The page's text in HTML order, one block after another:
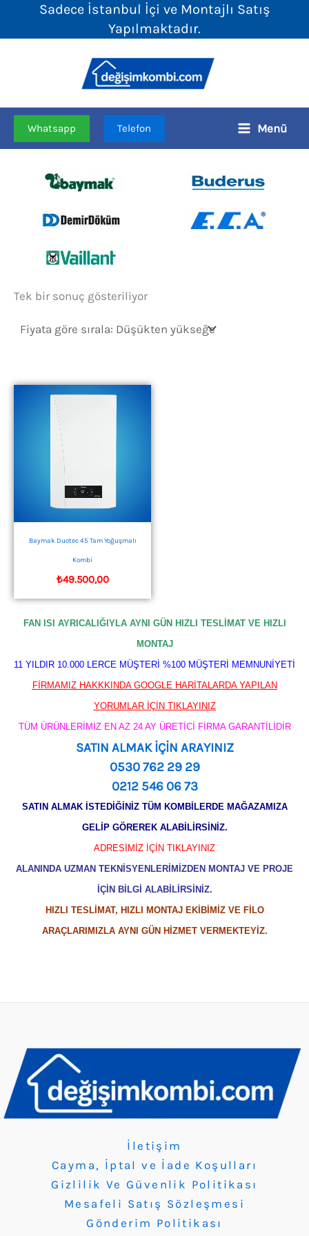
Sadece İstanbul İçi ve Montajlı Satış
Yapılmaktadır.
Whatsapp Telefon Menü
Tek bir sonuç gösteriliyor
Baymak Duotec 45 Tam Yoğuşmalı
Kombi
₺49.500,00
FAN ISI AYRICALIĞIYLA AYNI GÜN HIZLI TESLİMAT VE HIZLI
MONTAJ
11 YILDIR 10.000 LERCE MÜŞTERİ %100 MÜŞTERİ MEMNUNİYETİ
FİRMAMIZ HAKKKINDA GOOGLE HARİTALARDA YAPILAN
YORUMLAR İÇİN TIKLAYINIZ
TÜM ÜRÜNLERİMİZ EN AZ 24 AY ÜRETİCİ FİRMA GARANTİLİDİR
SATIN ALMAK İÇİN ARAYINIZ
0530 762 29 29
0212 546 06 73
SATIN ALMAK İSTEDİĞİNİZ TÜM KOMBİLERDE MAĞAZAMIZA
GELİP GÖREREK ALABİLİRSİNİZ.
ADRESİMİZ İÇİN TIKLAYINIZ
ALANINDA UZMAN TEKNİSYENLERİMİZDEN MONTAJ VE PROJE
İÇİN BİLGİ ALABİLİRSİNİZ.
HIZLI TESLİMAT, HIZLI MONTAJ EKİBİMİZ VE FİLO
ARAÇLARIMIZLA AYNI GÜN HİZMET VERMEKTEYİZ.
İletişim
Cayma, İptal ve İade Koşulları
Gizlilik Ve Güvenlik Politikası
Mesafeli Satış Sözleşmesi
Gönderim Politikası